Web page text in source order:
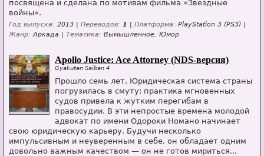
посвящена и сделана по мотивам фильма «Звёздные
войны».
Год выпуска: 2013 | Переводов: 1 Платформа: PlayStation 3 (PS3) |
Жанр: Аркада | Тематика: Вымышленное, Юмор
Apollo Justice: Ace Attorney (NDS-версия)
Gyakuten Saiban 4
Прошло семь лет. Юридическая система страны
погрузилась в смуту: практика мгновенных
судов привела к жутким перегибам в
правосудии. В эти непростые времена молодой
адвокат по имени Одороки Номано начинает
свою юридическую карьеру. Будучи несколько
импульсивным и неуверенным в себе, он обладает одним
довольно важным качеством — он не готов мириться...